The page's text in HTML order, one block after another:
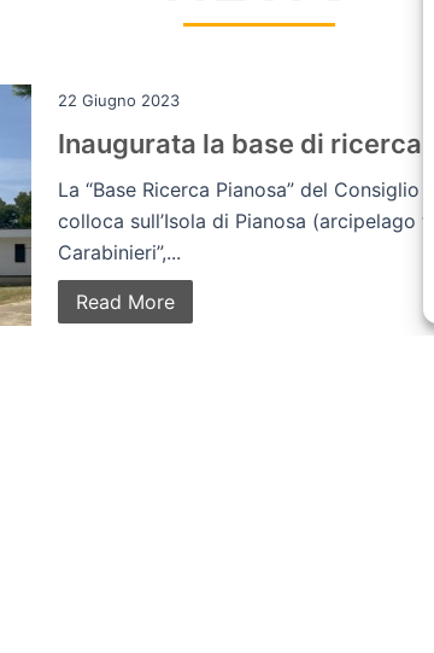
22 Giugno 2023
Inaugurata la base di ricerca
La “Base Ricerca Pianosa” del Consiglio
colloca sull’Isola di Pianosa (arcipelago
Carabinieri”,...
Read More